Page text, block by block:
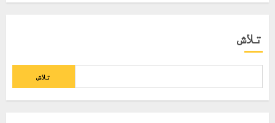
تلاش
تلاش